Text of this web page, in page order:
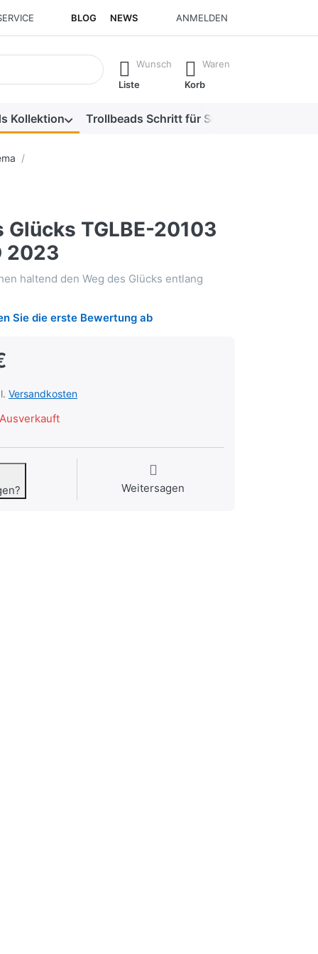
BLOG NEWS ANMELDEN
erste Ergebnisse. Drücken Sie die Eingabetaste, um alle
Wunsch
Liste
Waren
Korb
Kollektion Trollbeads Schritt für Schritt
Glücks TGLBE-20103
2023
haltend den Weg des Glücks entlang
Sie die erste Bewertung ab
Versandkosten
Ausverkauft
Weitersagen